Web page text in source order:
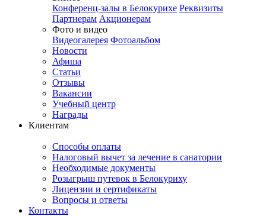
Конференц-залы в Белокурихе Реквизиты
Партнерам Акционерам
Фото и видео
Видеогалерея Фотоальбом
Новости
Афиша
Статьи
Отзывы
Вакансии
Учебный центр
Награды
Клиентам
Способы оплаты
Налоговый вычет за лечение в санатории
Необходимые документы
Розыгрыш путевок в Белокуриху
Лицензии и сертификаты
Вопросы и ответы
Контакты